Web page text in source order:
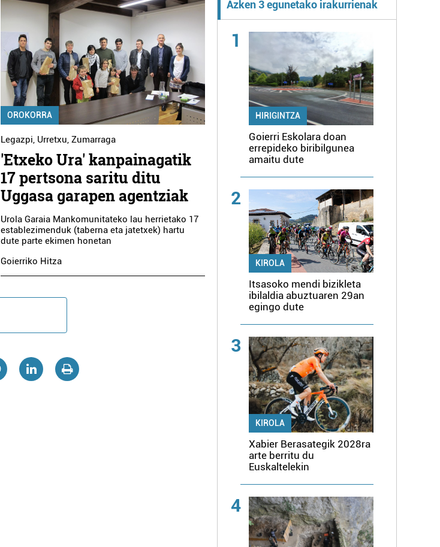
OROKORRA
Legazpi, Urretxu,Zumarraga
'Etxeko Ura' kanpainagatik
17 pertsona saritu ditu
Uggasa garapen agentziak
Urola Garaia Mankomunitateko lau herrietako 17
establezimenduk (taberna eta jatetxek) hartu
dute parte ekimen honetan
Goierriko Hitza
Azken 3 egunetako irakurrienak
1
HIRIGINTZA
Goierri Eskolara doan
errepideko biribilgunea
amaitu dute
2
KIROLA
Itsasoko mendi bizikleta
ibilaldia abuztuaren 29an
egingo dute
3
KIROLA
Xabier Berasategik 2028ra
arte berritu du
Euskaltelekin
4